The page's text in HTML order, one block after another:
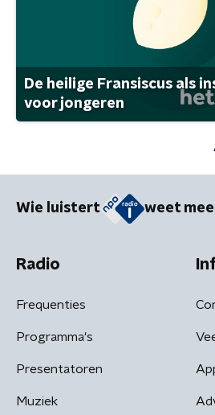
De heilige Fransiscus als
voor jongeren
Wie luistert weet
Radio
Frequenties
Programma's
Presentatoren
Muziek